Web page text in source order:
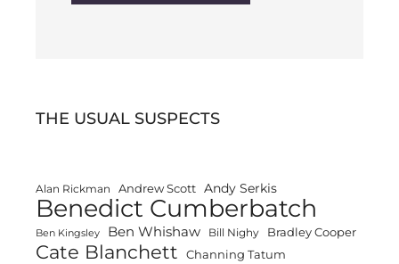
THE USUAL SUSPECTS
Alan Rickman Andrew Scott Andy Serkis
Benedict Cumberbatch
Ben Kingsley Ben Whishaw Bill Nighy Bradley Cooper
Cate Blanchett Channing Tatum